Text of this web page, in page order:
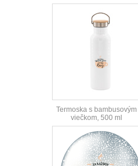
Termoska s bambusovým
viečkom, 500 ml